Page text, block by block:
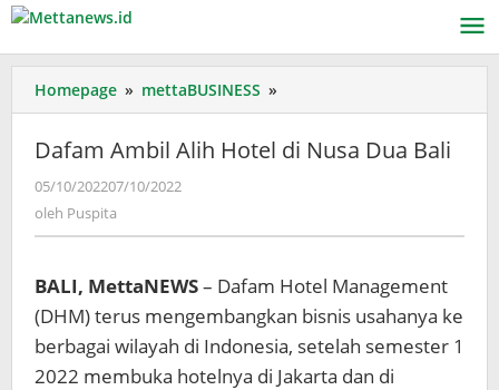
Lewati
konten
Homepage » mettaBUSINESS »
Ambil
Hotel
Dafam Ambil Alih Hotel di Nusa Dua Bali
05/10/202207/10/2022
oleh Puspita
BALI, MettaNEWS– Dafam Hotel Management
(DHM) terus mengembangkan bisnis usahanya ke
berbagai wilayah di Indonesia, setelah semester 1
2022 membuka hotelnya di Jakarta dan di